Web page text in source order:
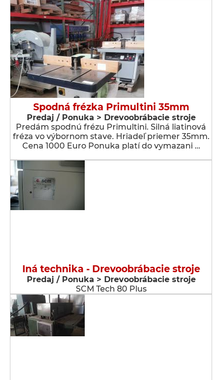
Spodná frézka Primultini 35mm
Predaj / Ponuka > Drevoobrábacie stroje
Predám spodnú frézu Primultini. Silná liatinová
fréza vo výbornom stave. Hriadeľ priemer 35mm.
Cena 1000 Euro Ponuka platí do vymazani …
Iná technika - Drevoobrábacie stroje
Predaj / Ponuka > Drevoobrábacie stroje
SCM Tech 80 Plus